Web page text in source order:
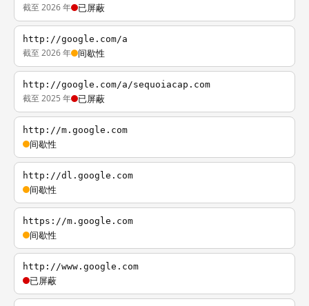
截至 2026 年 已屏蔽
http://google.com/a
截至 2026 年 间歇性
http://google.com/a/sequoiacap.com
截至 2025 年 已屏蔽
http://m.google.com
间歇性
http://dl.google.com
间歇性
https://m.google.com
间歇性
http://www.google.com
已屏蔽